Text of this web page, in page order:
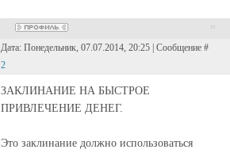
Дата: Понедельник, 07.07.2014, 20:25 | Сообщение #
2
ЗАКЛИНАНИЕ НА БЫСТРОЕ
ПРИВЛЕЧЕНИЕ ДЕНЕГ.
Это заклинание должно использоваться